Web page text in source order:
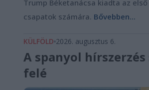
Trump Béketanácsa kiadta az
csapatok számára. Bővebben...
KÜLFÖLD 2026. augusztus 6.
A spanyol
felé